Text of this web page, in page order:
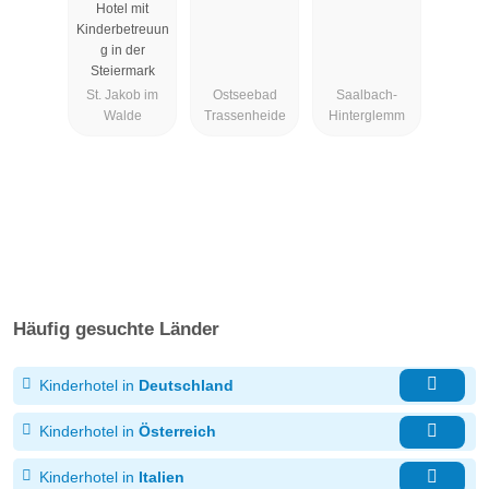
Hotel mit
Kinderbetreuun
g in der
Steiermark
St. Jakob im
Walde
Ostseebad
Trassenheide
Saalbach-
Hinterglemm
Häufig gesuchte Länder
Kinderhotel in Deutschland
Kinderhotel in Österreich
Kinderhotel in Italien